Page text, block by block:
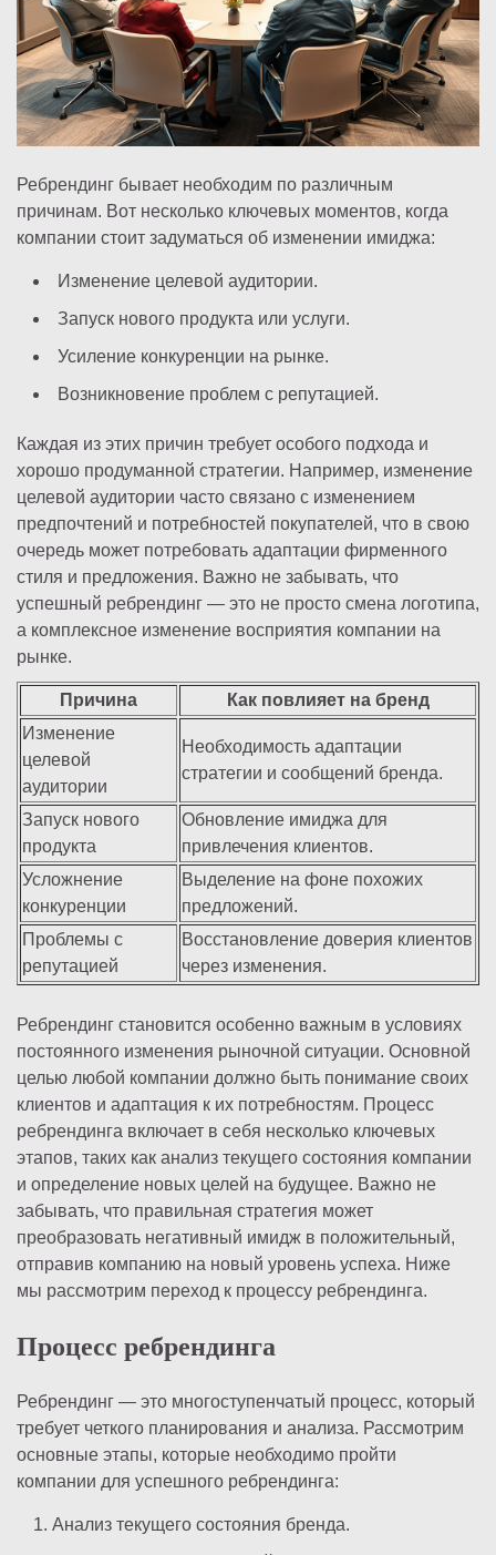
Ребрендинг бывает необходим по различным
причинам. Вот несколько ключевых моментов, когда
компании стоит задуматься об изменении имиджа:
Изменение целевой аудитории.
Запуск нового продукта или услуги.
Усиление конкуренции на рынке.
Возникновение проблем с репутацией.
Каждая из этих причин требует особого подхода и
хорошо продуманной стратегии. Например, изменение
целевой аудитории часто связано с изменением
предпочтений и потребностей покупателей, что в свою
очередь может потребовать адаптации фирменного
стиля и предложения. Важно не забывать, что
успешный ребрендинг — это не просто смена логотипа,
а комплексное изменение восприятия компании на
рынке.
Причина
Как повлияет на бренд
Изменение
целевой
аудитории
Необходимость адаптации
стратегии и сообщений бренда.
Запуск нового
продукта
Обновление имиджа для
привлечения клиентов.
Усложнение
конкуренции
Выделение на фоне похожих
предложений.
Проблемы с
репутацией
Восстановление доверия клиентов
через изменения.
Ребрендинг становится особенно важным в условиях
постоянного изменения рыночной ситуации. Основной
целью любой компании должно быть понимание своих
клиентов и адаптация к их потребностям. Процесс
ребрендинга включает в себя несколько ключевых
этапов, таких как анализ текущего состояния компании
и определение новых целей на будущее. Важно не
забывать, что правильная стратегия может
преобразовать негативный имидж в положительный,
отправив компанию на новый уровень успеха. Ниже
мы рассмотрим переход к процессу ребрендинга.
Процесс ребрендинга
Ребрендинг — это многоступенчатый процесс, который
требует четкого планирования и анализа. Рассмотрим
основные этапы, которые необходимо пройти
компании для успешного ребрендинга:
Анализ текущего состояния бренда.